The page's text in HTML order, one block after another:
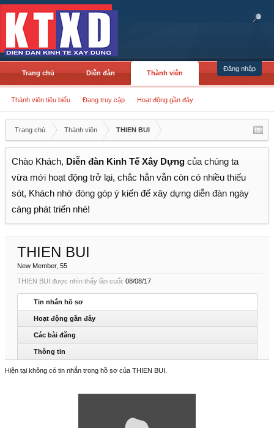
Đăng nhập
Trang chủ Diễn đàn Thành viên
Thành viên tiêu biểu Đang truy cập Hoạt động gần đây
Trang chủ Thành viên THIEN BUI
Chào Khách, Diễn đàn Kinh Tế Xây Dựng của chúng ta
vừa mới hoạt động trở lại, chắc hẳn vẫn còn có nhiều thiếu
sót, Khách nhớ đóng góp ý kiến để xây dựng diễn đàn ngày
càng phát triển nhé!
THIEN BUI
New Member, 55
THIEN BUI được nhìn thấy lần cuối: 08/08/17
Tin nhắn hồ sơ
Hoạt động gần đây
Các bài đăng
Thông tin
Hiện tại không có tin nhắn trong hồ sơ của THIEN BUI.